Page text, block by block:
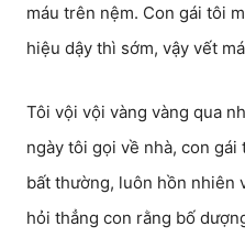
máu trên nệm. Con gái tôi
hiệu dậy thì sớm, vậy vết
Tôi vội vội vàng vàng qua
ngày tôi gọi về nhà, con
bất thường, luôn hồn nhiên
hỏi thẳng con rằng bố